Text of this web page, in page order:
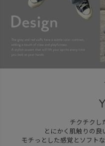
チクチクし
とにかく肌触りの良
モチっとした感覚とソフト